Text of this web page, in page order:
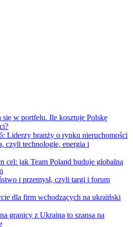
się w portfelu. Ile kosztuje Polskę
Liderzy branży o rynku nieruchomości
czyli technologie, energia i
cel: jak Team Poland buduje globalną
i przemysł, czyli targi i forum
dla firm wchodzących na ukraiński
granicy z Ukrainą to szansa na